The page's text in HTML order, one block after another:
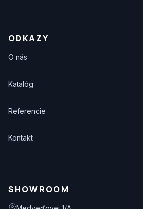
ODKAZY
O nás
Katalóg
Referencie
Kontakt
SHOWROOM